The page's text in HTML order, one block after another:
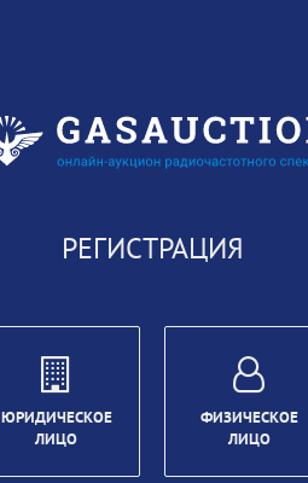
РЕГИСТРАЦИЯ
ЮРИДИЧЕСКОЕ
ЛИЦО
ФИЗИЧЕСКОЕ
ЛИЦО